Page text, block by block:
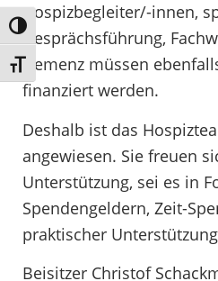
Umschalten auf hohe Kontraste
Schrift vergrößern
Hospizbegleiter/-innen,
Gesprächsführung,
Demenz müssen
finanziert werden.
Deshalb ist das
angewiesen. Sie freuen
Unterstützung, sei es in
Spendengeldern, Zeit-
praktischer
Beisitzer Christof